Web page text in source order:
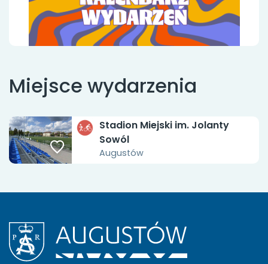
Miejsce wydarzenia
Stadion Miejski im. Jolanty
Sowól
Augustów